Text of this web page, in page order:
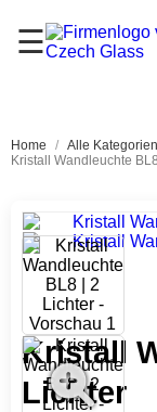
☰
Home / Alle Kategorien
Kristall
Lichter